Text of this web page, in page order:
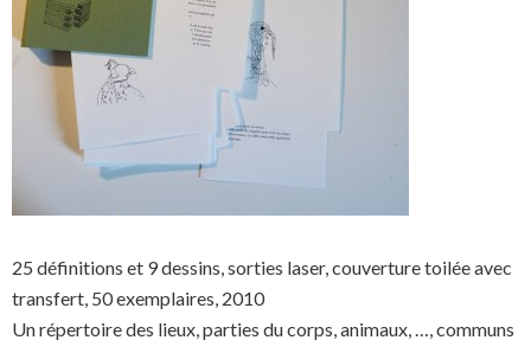
25 définitions et 9 dessins, sorties laser, couverture toilée avec
transfert, 50 exemplaires, 2010
Un répertoire des lieux, parties du corps, animaux, …, communs